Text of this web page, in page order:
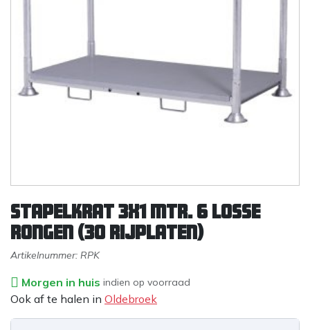
Stapelkrat 3x1 mtr. 6 losse
rongen (30 rijplaten)
Artikelnummer: RPK
Morgen in huis indien op voorraad
Ook af te halen in Oldebroek